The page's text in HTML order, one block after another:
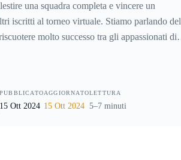
una squadra completa e vincere un
iscritti al torneo virtuale. Stiamo parlando del
molto successo tra gli appassionati di
PUBBLICATO
15 Ott 2024
AGGIORNATO
15 Ott 2024
LETTURA
5–7 minuti